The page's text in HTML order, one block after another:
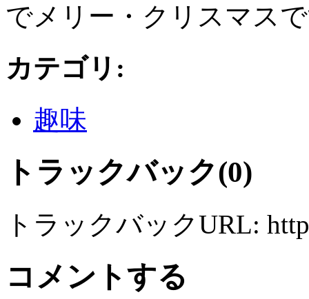
でメリー・クリスマス
カテゴリ :
趣味
トラックバック(0)
トラックバックURL:
コメントする